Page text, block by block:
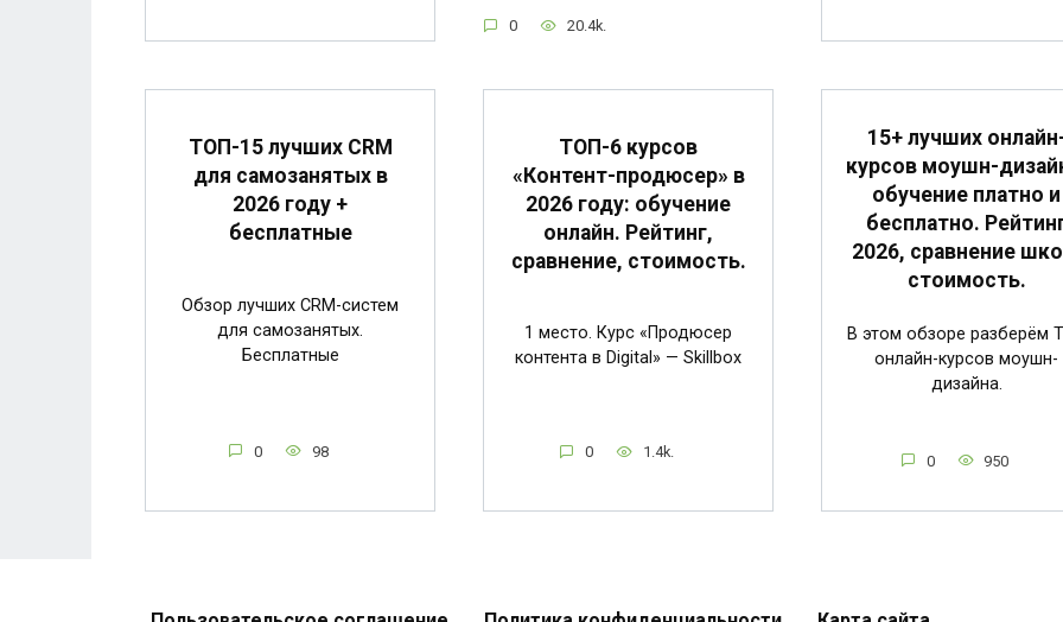
0 20.4k.
ТОП-15 лучших CRM
для самозанятых в
2026 году +
бесплатные
Обзор лучших CRM-систем
для самозанятых.
Бесплатные
0 98
ТОП-6 курсов
«Контент-продюсер» в
2026 году: обучение
онлайн. Рейтинг,
сравнение, стоимость.
1 место. Курс «Продюсер
контента в Digital» — Skillbox
0 1.4k.
15+ лучших
курсов моушн-
обучение платно и
бесплатно.
2026, сравнение
стоимость.
В этом обзоре разберём
онлайн-курсов моушн-
дизайна.
0 950